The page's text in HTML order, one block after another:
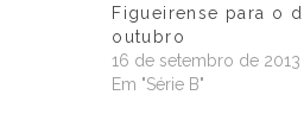
Figueirense para o
outubro
16 de setembro de 2013
Em "Série B"